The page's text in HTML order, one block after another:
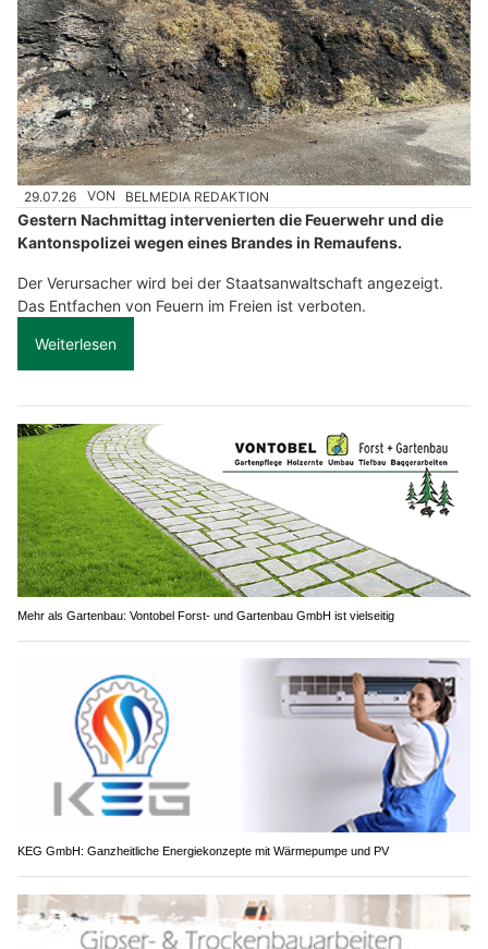
29.07.26 VON BELMEDIA REDAKTION
Gestern Nachmittag intervenierten die Feuerwehr und die
Kantonspolizei wegen eines Brandes in Remaufens.
Der Verursacher wird bei der Staatsanwaltschaft angezeigt.
Das Entfachen von Feuern im Freien ist verboten.
Weiterlesen
Mehr als Gartenbau: Vontobel Forst- und Gartenbau GmbH ist vielseitig
KEG GmbH: Ganzheitliche Energiekonzepte mit Wärmepumpe und PV